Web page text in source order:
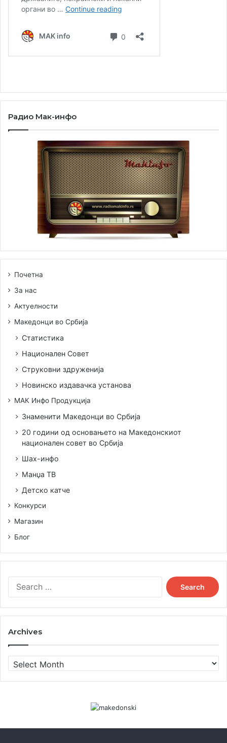
Радио Мак-инфо
Почетна
За нас
Актуелности
Македонци во Србија
Статистика
Национален Совет
Струковни здруженија
Новинско издавачка установа
МАК Инфо Продукција
Знаменити Македонци во Србија
20 години од основањето на Македонскиот
национален совет во Србија
Шах-инфо
Манџа ТВ
Детско катче
Конкурси
Магазин
Блог
Search
for:
Archives
Archives